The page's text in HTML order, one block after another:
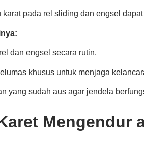
karat pada rel sliding dan engsel
dan engsel secara rutin.
khusus untuk menjaga
yang sudah aus agar jendela
Mengendur